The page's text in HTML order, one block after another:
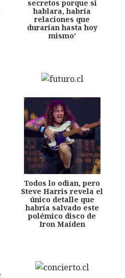
secretos porque si
hablara, habría
relaciones que
durarían hasta hoy
mismo'
Todos lo odian, pero
Steve Harris revela el
único detalle que
habría salvado este
polémico disco de
Iron Maiden